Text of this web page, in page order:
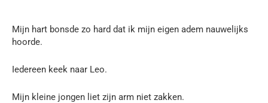
Mijn hart bonsde zo hard dat ik mijn eigen adem nauwelijks
hoorde.
Iedereen keek naar Leo.
Mijn kleine jongen liet zijn arm niet zakken.